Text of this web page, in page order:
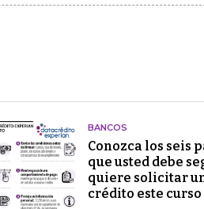
BANCOS
Conozca los seis
que usted debe
quiere solicitar
crédito este curso